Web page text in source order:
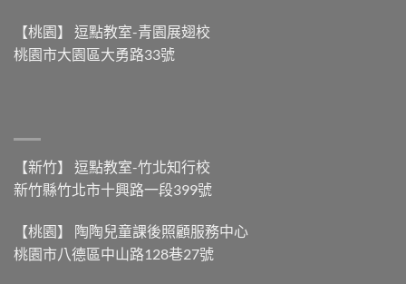
【桃園】 逗點教室-青園展翅校
桃園市大園區大勇路33號
【新竹】 逗點教室-竹北知行校
新竹縣竹北市十興路一段399號
【桃園】 陶陶兒童課後照顧服務中心
桃園市八德區中山路128巷27號